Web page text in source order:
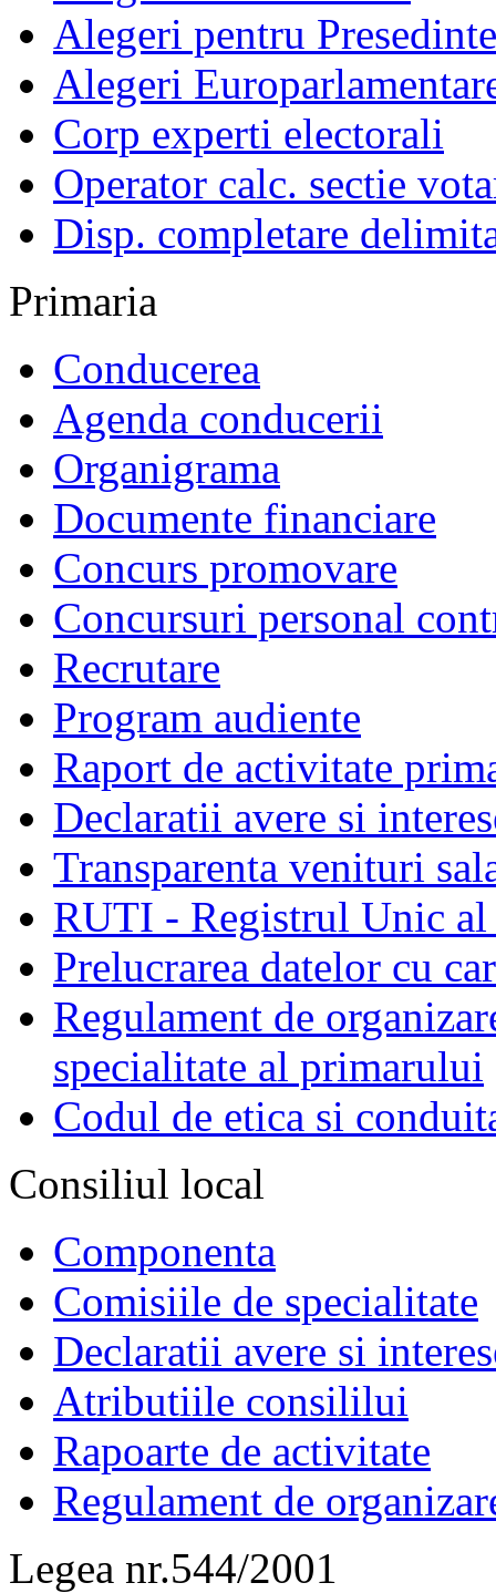
Alegeri pentru
Alegeri
Corp experti electorali
Operator calc. sectie
Disp. completare
Primaria
Conducerea
Agenda conducerii
Organigrama
Documente financiare
Concurs promovare
Concursuri personal
Recrutare
Program audiente
Raport de activitate
Declaratii avere si
Transparenta venituri
RUTI - Registrul Unic al
Prelucrarea datelor cu
Regulament de
specialitate al primarului
Codul de etica si
Consiliul local
Componenta
Comisiile de specialitate
Declaratii avere si
Atributiile consililui
Rapoarte de activitate
Regulament de
Legea nr.544/2001